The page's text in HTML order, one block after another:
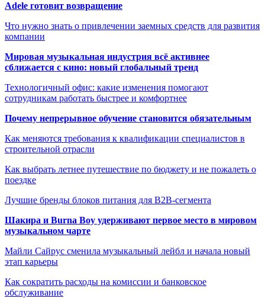
Adele готовит возвращение
Что нужно знать о привлечении заемных средств для развития
компании
Мировая музыкальная индустрия всё активнее
сближается с кино: новый глобальный тренд
Технологичный офис: какие изменения помогают
сотрудникам работать быстрее и комфортнее
Почему непрерывное обучение становится обязательным
Как меняются требования к квалификации специалистов в
строительной отрасли
Как выбрать летнее путешествие по бюджету и не пожалеть о
поездке
Лучшие бренды блоков питания для B2B-сегмента
Шакира и Burna Boy удерживают первое место в мировом
музыкальном чарте
Майли Сайрус сменила музыкальный лейбл и начала новый
этап карьеры
Как сократить расходы на комиссии и банковское
обслуживание